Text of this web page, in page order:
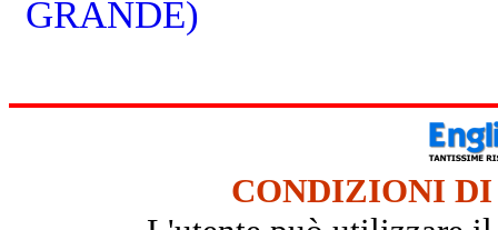
GRANDE)
CONDIZIONI DI